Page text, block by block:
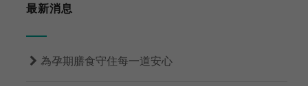
最新消息
 為孕期膳食守住每一道安心